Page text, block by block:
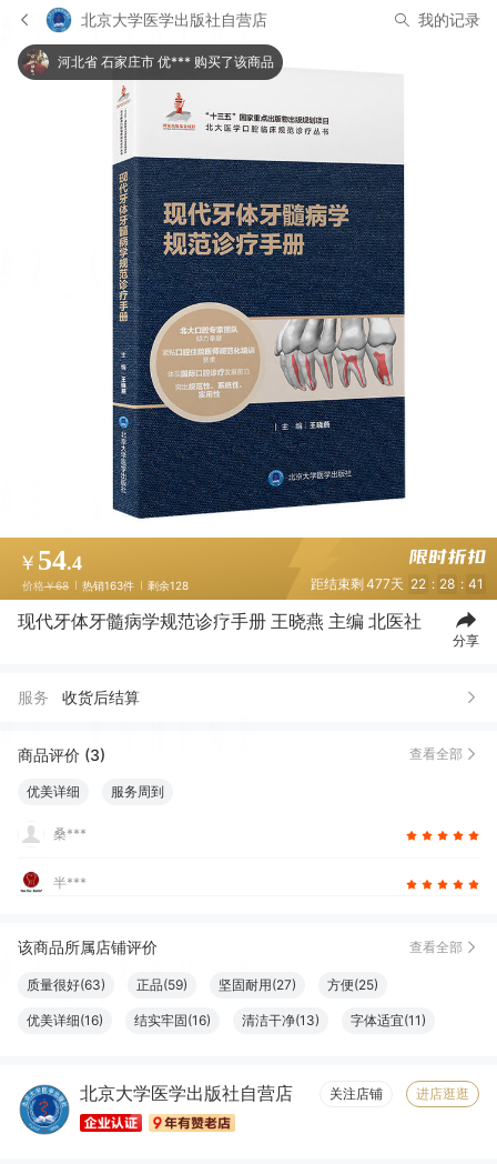
北京大学医学出版社自营店 我的记录
河北省 石家庄市 优*** 购买了该商品
￥ 54.4
价格￥68 热销163件 剩余128 距结束剩 477天 22 : 28 : 40
现代牙体牙髓病学规范诊疗手册 王晓燕 主编 北医社
分享
服务 收货后结算
商品评价 (3) 查看全部
优美详细 服务周到
桑***
半***
该商品所属店铺评价 查看全部
质量很好(63) 正品(59) 坚固耐用(27) 方便(25)
优美详细(16) 结实牢固(16) 清洁干净(13) 字体适宜(11)
物流很快(8) 大小合适(8) 触感良好(8) 服务周到(7)
纸张精良(6)
北京大学医学出版社自营店 关注店铺 进店逛逛